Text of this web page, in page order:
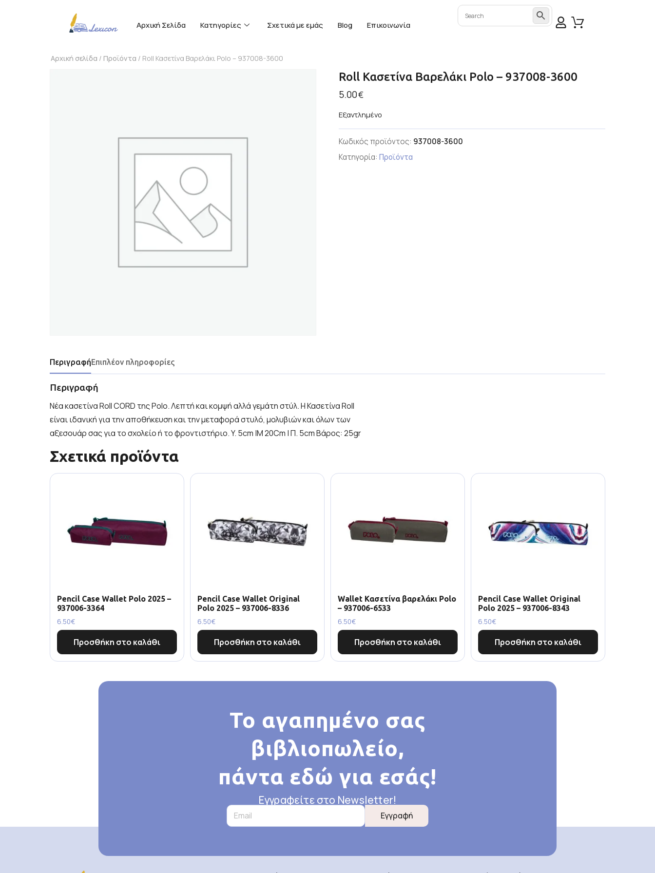
Αρχική Σελίδα Κατηγορίες Σχετικά με εμάς Blog Επικοινωνία
Αρχική σελίδα / Προϊόντα / Roll Κασετίνα Βαρελάκι Polo – 937008-3600
Roll Κασετίνα Βαρελάκι Polo – 937008-3600
5.00€
Εξαντλημένο
Κωδικός προϊόντος: 937008-3600
Κατηγορία: Προϊόντα
ΠεριγραφήΕπιπλέον πληροφορίες
Περιγραφή
Νέα κασετίνα Roll CORD της Polo. Λεπτή και κομψή αλλά γεμάτη στύλ. H Κασετίνα Roll
είναι ιδανική για την αποθήκευση και την μεταφορά στυλό, μολυβιών και όλων των
αξεσουάρ σας για το σχολείο ή το φροντιστήριο. Y. 5cm |Μ 20Cm | Π. 5cm Βάρος: 25gr
Σχετικά προϊόντα
Pencil Case Wallet Polo 2025 –
937006-3364
6.50€
Προσθήκη στο καλάθι
Pencil Case Wallet Original
Polo 2025 – 937006-8336
6.50€
Προσθήκη στο καλάθι
Wallet Κασετίνα βαρελάκι Polo
– 937006-6533
6.50€
Προσθήκη στο καλάθι
Pencil Case Wallet Original
Polo 2025 – 937006-8343
6.50€
Προσθήκη στο καλάθι
Το αγαπημένο σας
βιβλιοπωλείο,
πάντα εδώ για εσάς!
Εγγραφείτε στο Newsletter!
Εγγραφή